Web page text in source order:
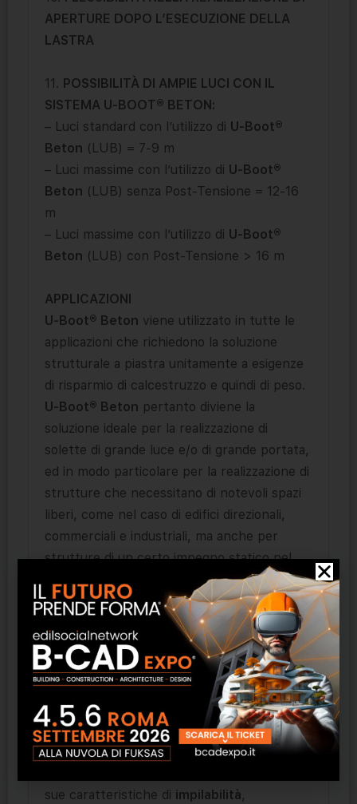
APERTURE DOPO L’ESECUZIONE DELLA
LASTRA
11. POSSIBILITÀ DI AMPIE LUCI CON IL
SISTEMA U-BOOT® BETON:
– Luci standard con l’utilizzo di U-Boot®
Beton (LUB) = 7-9 m
– Luci massime con l’utilizzo di U-Boot®
Beton (LUB) senza Post-Tensione = 12-16
m
– Luci massime con l’utilizzo di U-Boot®
Beton (LUB) con Post-Tensione > 16 m
APPLICAZIONI
U-Boot® Beton viene utilizzato in tutte le
applicazioni che richiedono la soluzione
strutturale a piastra unitamente a esigenze
di risparmio di calcestruzzo e quindi di peso.
U-Boot® Beton pertanto diviene la
soluzione ideale per la realizzazione di
solette di grande luce e/o di grande portata,
ed in modo particolare per la realizzazione di
strutture che necessitano di notevoli spazi
liberi, come nel caso di edifici direzionali,
commerciali e industriali, ma anche per
strutture di un certo impegno statico nel
campo dell’edilizia pubblica civile e
residenziale.
Inoltre con il sistemaU-Boot® Betonè
possibile gestire una
distribuzione dei
pilastri in pianta di maggiore irregolarità, in
quanto con esso non è necessaria la
realizzazione di travi.
Nel caso di cantieri di difficile accesso o di
sue caratteristiche di impilabilità,